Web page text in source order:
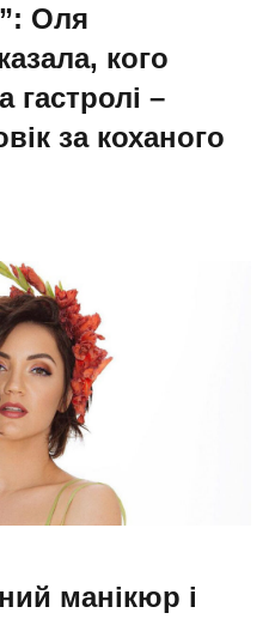
Оля
кого
гастролі –
за коханого
манікюр і